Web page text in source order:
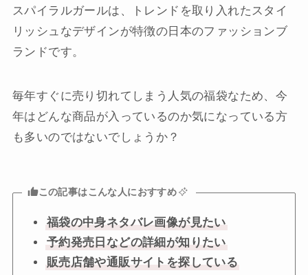
スパイラルガールは、トレンドを取り入れたスタイ
リッシュなデザインが特徴の日本のファッションブ
ランドです。
毎年すぐに売り切れてしまう人気の福袋なため、今
年はどんな商品が入っているのか気になっている方
も多いのではないでしょうか？
この記事はこんな人におすすめ
福袋の中身ネタバレ画像が見たい
予約発売日などの詳細が知りたい
販売店舗や通販サイトを探している